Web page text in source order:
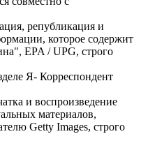
републикация и
которое содержит
EPA / UPG, строго
Я- Корреспондент
и воспроизведение
материалов,
Getty Images, строго